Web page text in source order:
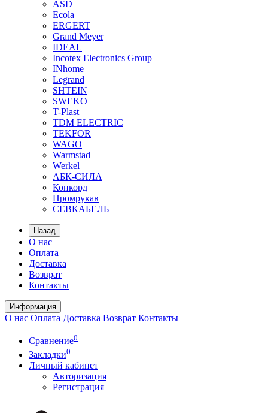
ASD
Ecola
ERGERT
Grand Meyer
IDEAL
Incotex Electronics Group
INhome
Legrand
SHTEIN
SWEKO
T-Plast
TDM ELECTRIC
TEKFOR
WAGO
Warmstad
Werkel
АБК-СИЛА
Конкорд
Промрукав
СЕВКАБЕЛЬ
Назад
О нас
Оплата
Доставка
Возврат
Контакты
Информация
О нас Оплата Доставка Возврат Контакты
Сравнение0
Закладки0
Личный кабинет
Авторизация
Регистрация